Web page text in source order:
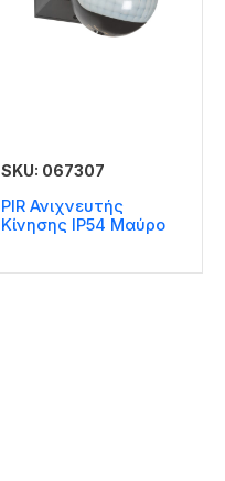
SKU: 067307
PIR Ανιχνευτής
Κίνησης IP54 Μαύρο